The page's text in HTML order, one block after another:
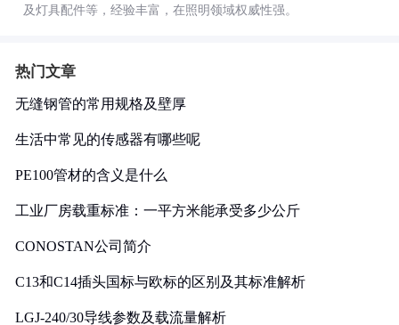
及灯具配件等，经验丰富，在照明领域权威性强。
热门文章
无缝钢管的常用规格及壁厚
生活中常见的传感器有哪些呢
PE100管材的含义是什么
工业厂房载重标准：一平方米能承受多少公斤
CONOSTAN公司简介
C13和C14插头国标与欧标的区别及其标准解析
LGJ-240/30导线参数及载流量解析